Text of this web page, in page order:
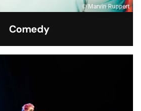
© Marvin Ruppert
Comedy